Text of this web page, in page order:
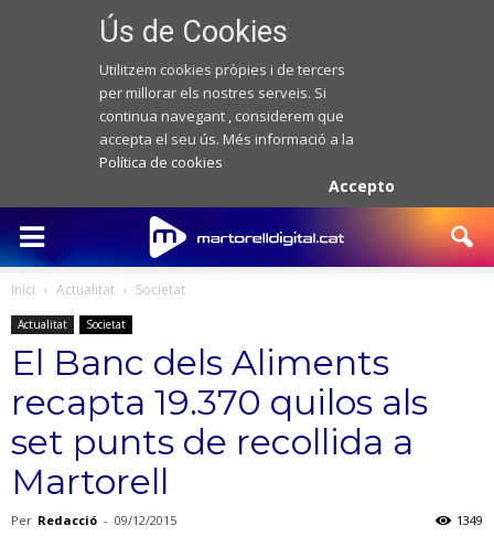
Ús de Cookies
Utilitzem cookies pròpies i de tercers
per millorar els nostres serveis. Si
continua navegant , considerem que
accepta el seu ús. Més informació a la
Política de cookies
Accepto
Inici Actualitat Societat
Actualitat Societat
El Banc dels Aliments
recapta 19.370 quilos als
set punts de recollida a
Martorell
Per Redacció - 09/12/2015 1349